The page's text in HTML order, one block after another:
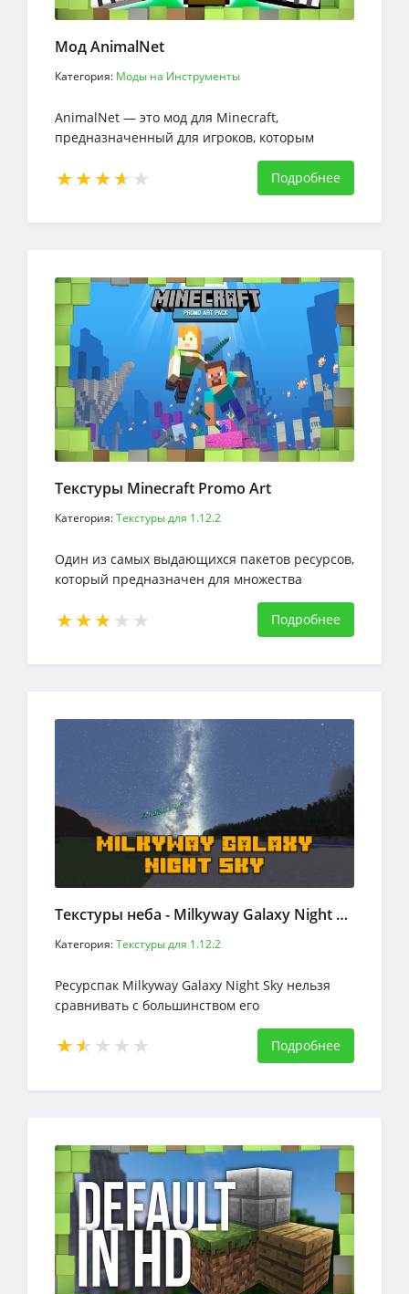
Мод AnimalNet
Категория: Моды на Инструменты
AnimalNet — это мод для Minecraft,
предназначенный для игроков, которым
нужен простой и удобный способ ловли
животных и мобов в Minecraft
Подробнее
Текстуры Minecraft Promo Art
Категория:Текстуры для 1.12.2
Один из самых выдающихся пакетов ресурсов,
который предназначен для множества
текстур, — это Minecraft Promo Art Pack
Подробнее
Текстуры неба - Milkyway Galaxy Night Sky
Категория:Текстуры для 1.12.2
Ресурспак Milkyway Galaxy Night Sky нельзя
сравнивать с большинством его
предшественников. Большинство из них были
излишними и использовались для
преобразования неба Майнкрафта
Подробнее